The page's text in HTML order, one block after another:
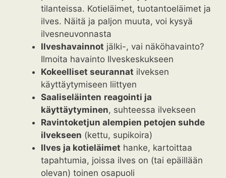
tilanteissa. Kotieläimet, tuotantoeläimet ja
ilves. Näitä ja paljon muuta, voi kysyä
ilvesneuvonnasta
Ilveshavainnot jälki-, vai näköhavainto?
Ilmoita havainto Ilveskeskukseen
Kokeelliset seurannat ilveksen
käyttäytymiseen liittyen
Saaliseläinten reagointi ja
käyttäytyminen, suhteessa ilvekseen
Ravintoketjun alempien petojen suhde
ilvekseen (kettu, supikoira)
Ilves ja kotieläimet hanke, kartoittaa
tapahtumia, joissa ilves on (tai epäillään
olevan) toinen osapuoli